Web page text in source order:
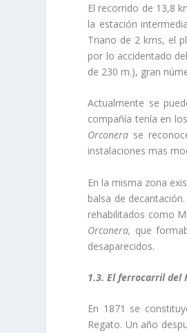
El recorrido de 13,8
la estación
Triano de 2 kms, el
por lo accidentado
de 230 m.), gran
Actualmente se
compañí­a tení­a en
Orconera se
instalaciones mas
En la misma zona
balsa de
rehabilitados como
Orconera, que
desaparecidos.
1.3. El ferrocarril del
En 1871 se
Regato. Un año